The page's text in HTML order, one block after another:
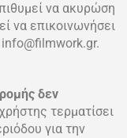
να ακυρώση
να επικοινωνήσει
δεν
τερματίσει
για την